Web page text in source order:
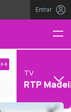
Entrar
TV
RTP